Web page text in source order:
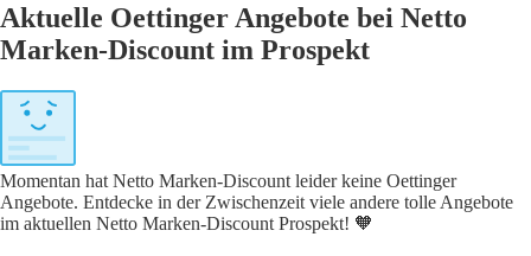
Aktuelle Oettinger Angebote bei Netto
Marken-Discount im Prospekt
Momentan hat Netto Marken-Discount leider keine Oettinger
Angebote. Entdecke in der Zwischenzeit viele andere tolle Angebote
im aktuellen Netto Marken-Discount Prospekt! 🧡